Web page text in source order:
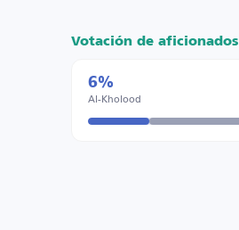
Votación de aficionados
6%
Al-Kholood